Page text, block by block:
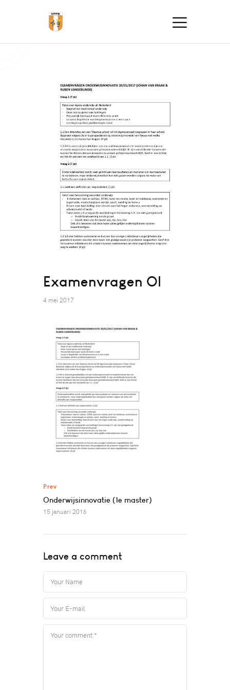
Examenvragen OI
4 mei 2017
Prev
Onderwijsinnovatie (1e master)
15 januari 2016
Leave a comment